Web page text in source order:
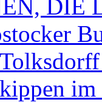
DIE